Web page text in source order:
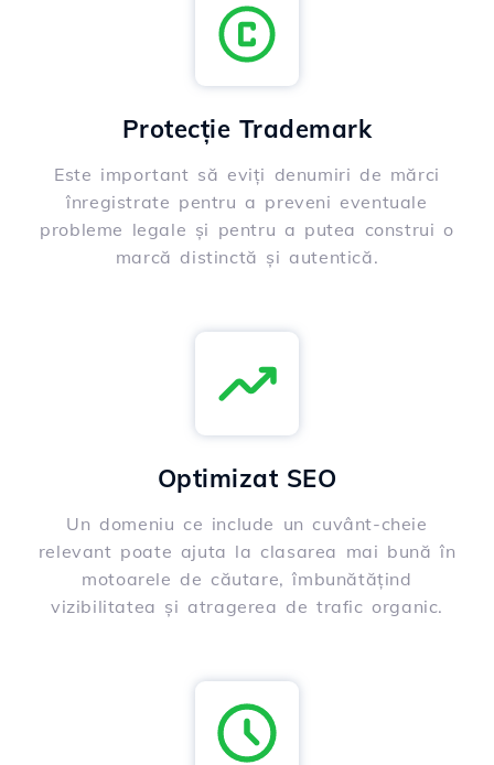
Protecție Trademark
Este important să eviți denumiri de mărci
înregistrate pentru a preveni eventuale
probleme legale și pentru a putea construi o
marcă distinctă și autentică.
Optimizat SEO
Un domeniu ce include un cuvânt-cheie
relevant poate ajuta la clasarea mai bună în
motoarele de căutare, îmbunătățind
vizibilitatea și atragerea de trafic organic.